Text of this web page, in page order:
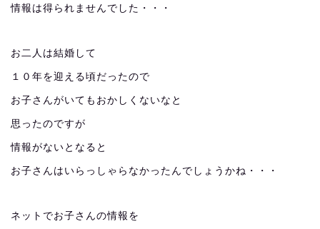
情報は得られませんでした・・・
お二人は結婚して
１０年を迎える頃だったので
お子さんがいてもおかしくないなと
思ったのですが
情報がないとなると
お子さんはいらっしゃらなかったんでしょうかね・・・
ネットでお子さんの情報を